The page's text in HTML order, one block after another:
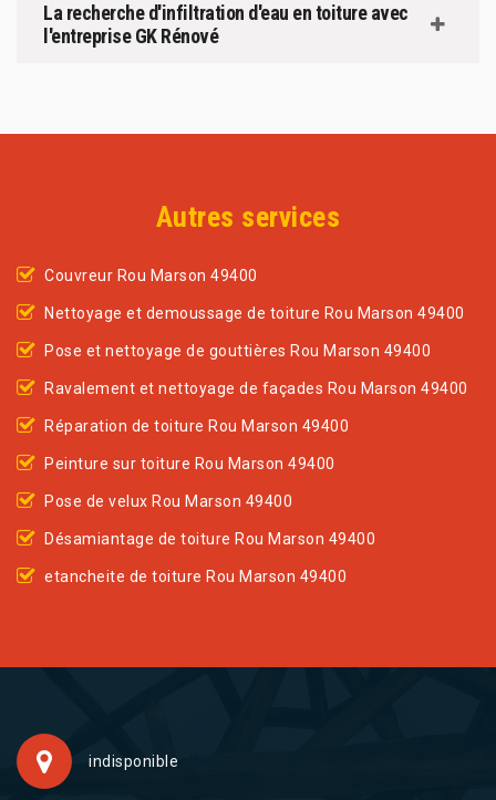
La recherche d'infiltration d'eau en toiture avec
l'entreprise GK Rénové
Autres services
Couvreur Rou Marson 49400
Nettoyage et demoussage de toiture Rou Marson 49400
Pose et nettoyage de gouttières Rou Marson 49400
Ravalement et nettoyage de façades Rou Marson 49400
Réparation de toiture Rou Marson 49400
Peinture sur toiture Rou Marson 49400
Pose de velux Rou Marson 49400
Désamiantage de toiture Rou Marson 49400
etancheite de toiture Rou Marson 49400
indisponible